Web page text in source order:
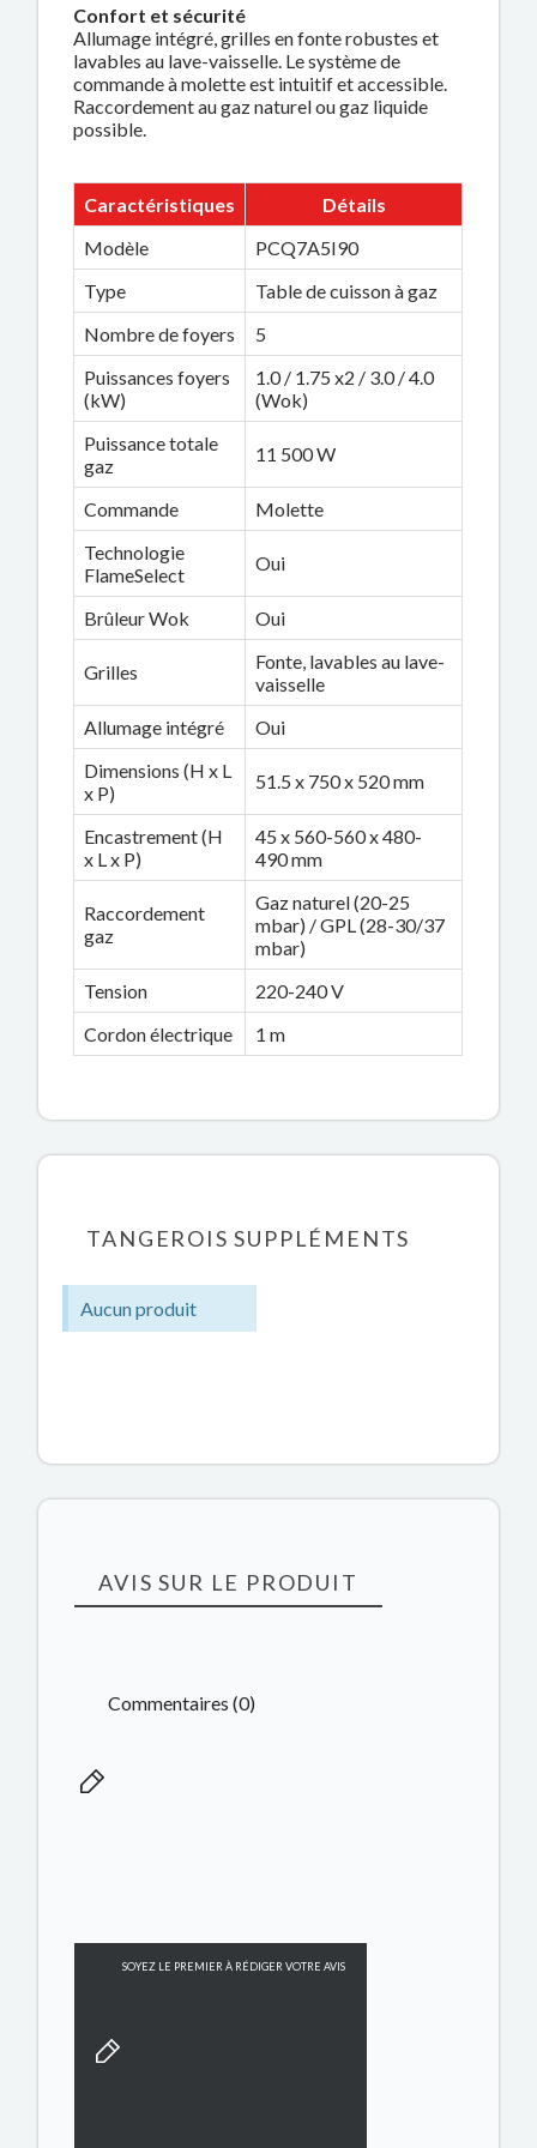
Confort et sécurité
Allumage intégré, grilles en fonte robustes et
lavables au lave-vaisselle. Le système de
commande à molette est intuitif et accessible.
Raccordement au gaz naturel ou gaz liquide
possible.
Caractéristiques
Détails
Modèle
PCQ7A5I90
Type
Table de cuisson à gaz
Nombre de foyers
5
Puissances foyers
(kW)
1.0 / 1.75 x2 / 3.0 / 4.0
(Wok)
Puissance totale
gaz
11 500 W
Commande
Molette
Technologie
FlameSelect
Oui
Brûleur Wok Oui
Grilles
Fonte, lavables au lave-
vaisselle
Allumage intégré
Oui
Dimensions (H x L
x P)
51.5 x 750 x 520 mm
Encastrement (H
x L x P)
45 x 560-560 x 480-
490 mm
Raccordement
gaz
Gaz naturel (20-25
mbar) / GPL (28-30/37
mbar)
Tension
220-240 V
Cordon électrique
1 m
TANGEROIS SUPPLÉMENTS
Aucun produit
AVIS SUR LE PRODUIT
Commentaires (0)
SOYEZ LE PREMIER À RÉDIGER VOTRE AVIS